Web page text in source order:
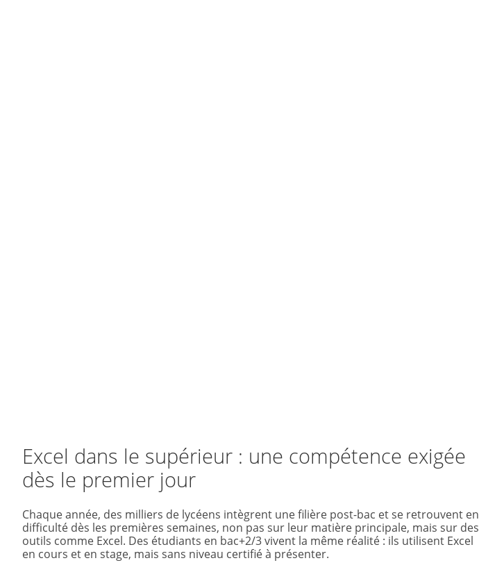
Excel dans le supérieur : une compétence exigée
dès le premier jour
Chaque année, des milliers de lycéens intègrent une filière post-bac et se retrouvent en
difficulté dès les premières semaines, non pas sur leur matière principale, mais sur des
outils comme Excel. Des étudiants en bac+2/3 vivent la même réalité : ils utilisent Excel
en cours et en stage, mais sans niveau certifié à présenter.